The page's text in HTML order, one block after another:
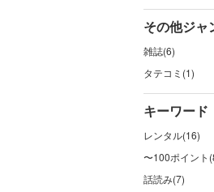
その他ジャ
雑誌(6)
タテコミ(1)
キーワード
レンタル(16)
〜100ポイント
話読み(7)